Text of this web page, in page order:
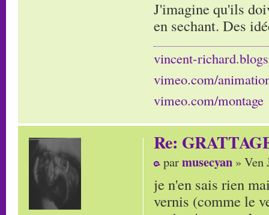
J'imagine qu'ils
en sechant. Des
vincent-
vimeo.com/
vimeo.com/montage
Re:
parmusecyan » Ven
je n'en sais rien
vernis (comme le